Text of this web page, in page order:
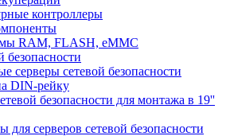
контроллеры
RAM, FLASH, eMMC
безопасности
серверы сетевой безопасности
DIN-рейку
безопасности для монтажа в 19''
для серверов сетевой безопасности